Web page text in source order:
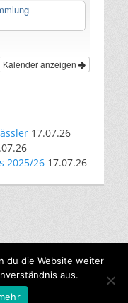
Kalender anzeigen
17.07.26
2025/26 17.07.26
Gevelsberg
du die Website weiter
aus.